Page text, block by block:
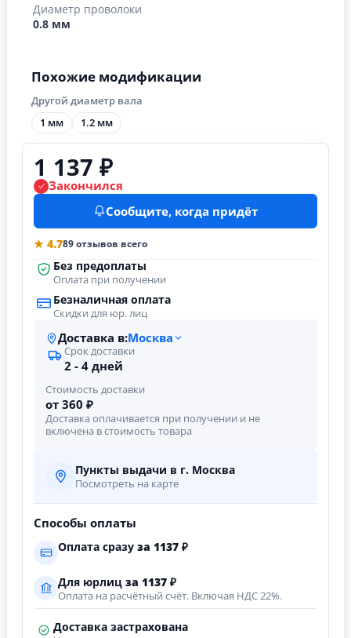
Похожие модификации
Другой диаметр вала
1 мм 1.2 мм
Диаметр проволоки
0.8 мм
1 137 ₽
Закончился
Сообщите, когда придёт
★ 4.789 отзывов всего
Без предоплаты
Оплата при получении
Безналичная оплата
Скидки для юр. лиц
Доставка в:Москва
Срок доставки
2 - 4 дней
Стоимость доставки
от 360 ₽
Доставка оплачивается при получении и не
включена в стоимость товара
Пункты выдачи в г. Москва
Посмотреть на карте
Способы оплаты
Оплата сразу за 1137 ₽
Для юрлиц за 1137 ₽
Оплата на расчётный счёт. Включая НДС 22%.
Доставка застрахована